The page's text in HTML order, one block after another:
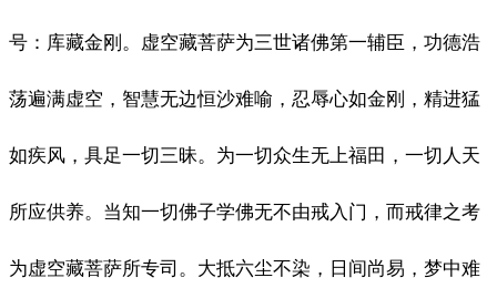
号：库藏金刚。虚空藏菩萨为三世诸佛第一辅臣，功德浩
荡遍满虚空，智慧无边恒沙难喻，忍辱心如金刚，精进猛
如疾风，具足一切三昧。为一切众生无上福田，一切人天
所应供养。当知一切佛子学佛无不由戒入门，而戒律之考
为虚空藏菩萨所专司。大抵六尘不染，日间尚易，梦中难